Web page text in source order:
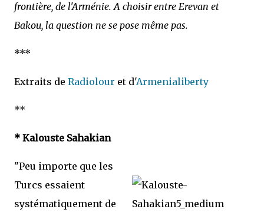
frontière, de l'Arménie. A choisir entre Erevan et
Bakou, la question ne se pose même pas.
***
Extraits de Radiolour et d'Armenialiberty
**
* Kalouste Sahakian
"Peu importe que les
Turcs essaient
systématiquement de